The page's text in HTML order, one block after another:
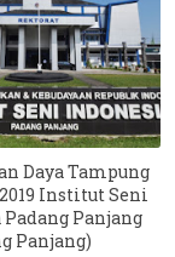
Daya Tampung
Institut Seni
Panjang
Panjang)